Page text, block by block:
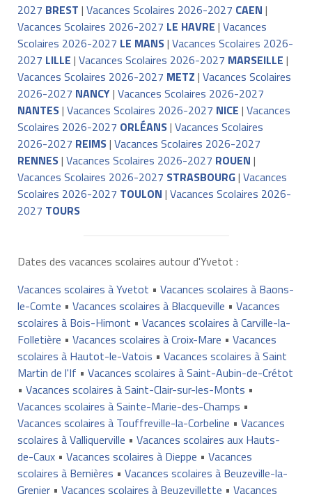
2027 BREST | Vacances Scolaires 2026-2027 CAEN |
Vacances Scolaires 2026-2027 LE HAVRE | Vacances
Scolaires 2026-2027 LE MANS| Vacances Scolaires 2026-
2027 LILLE | Vacances Scolaires 2026-2027 MARSEILLE |
Vacances Scolaires 2026-2027 METZ | Vacances Scolaires
2026-2027 NANCY| Vacances Scolaires 2026-2027
NANTES| Vacances Scolaires 2026-2027 NICE | Vacances
Scolaires 2026-2027 ORLÉANS| Vacances Scolaires
2026-2027 REIMS| Vacances Scolaires 2026-2027
RENNES| Vacances Scolaires 2026-2027 ROUEN |
Vacances Scolaires 2026-2027 STRASBOURG| Vacances
Scolaires 2026-2027 TOULON | Vacances Scolaires 2026-
2027 TOURS
Dates des vacances scolaires autour d'Yvetot :
Vacances scolaires à Yvetot • Vacances scolaires à Baons-
le-Comte • Vacances scolaires à Blacqueville • Vacances
scolaires à Bois-Himont • Vacances scolaires à Carville-la-
Folletière • Vacances scolaires à Croix-Mare • Vacances
scolaires à Hautot-le-Vatois • Vacances scolaires à Saint
Martin de l'If • Vacances scolaires à Saint-Aubin-de-Crétot
• Vacances scolaires à Saint-Clair-sur-les-Monts •
Vacances scolaires à Sainte-Marie-des-Champs •
Vacances scolaires à Touffreville-la-Corbeline • Vacances
scolaires à Valliquerville • Vacances scolaires aux Hauts-
de-Caux• Vacances scolaires à Dieppe • Vacances
scolaires à Bernières • Vacances scolaires à Beuzeville-la-
Grenier• Vacances scolaires à Beuzevillette • Vacances